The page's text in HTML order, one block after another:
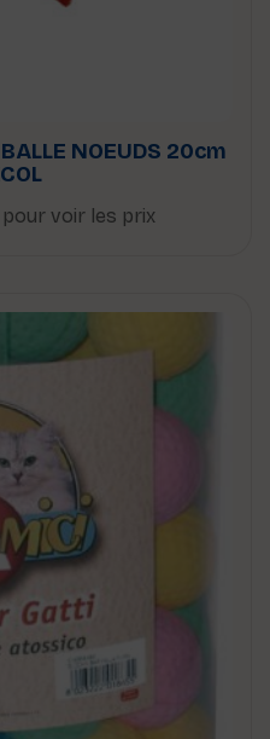
NOEUDS 20cm
voir les prix